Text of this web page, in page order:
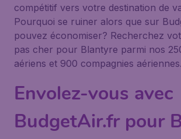
compétitif vers votre destination de
Pourquoi se ruiner alors que sur
pouvez économiser? Recherchez
pas cher pour Blantyre parmi nos
aériens et 900 compagnies aériennes.
Envolez-vous avec
BudgetAir.fr pour